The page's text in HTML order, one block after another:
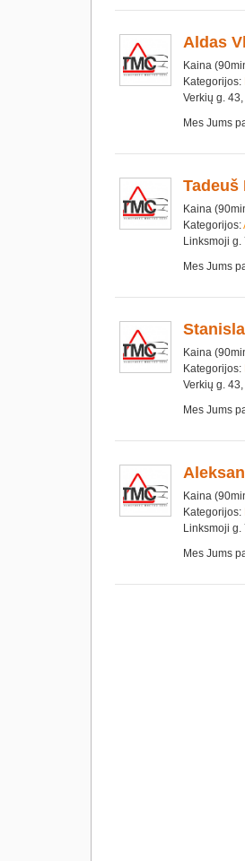
Aldas
Kaina
Kategorijos:
Verkių g.
Mes Jums
Tadeuš
Kaina
Kategorijos:
Linksmoji
Mes Jums
Kaina
Kategorijos:
Verkių g.
Mes Jums
Kaina
Kategorijos:
Linksmoji
Mes Jums